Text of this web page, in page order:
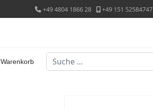
+49 4804 1866 28 +49 151 52584747
Warenkorb Suchen